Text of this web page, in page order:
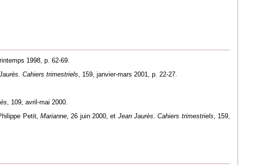
1998, p. 62-69.
Cahiers trimestriels , 159, janvier-mars 2001, p. 22-27.
, 109, avril-mai 2000.
Petit,Marianne , 26 juin 2000, et Jean Jaurès Cahiers trimestriels , 159,